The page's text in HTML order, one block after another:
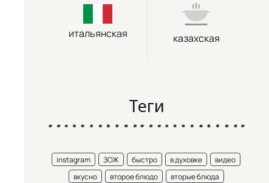
итальянская казахская
Теги
instagram ЗОЖ быстро в духовке
видео
вкусно
второе блюдо
вторые блюда